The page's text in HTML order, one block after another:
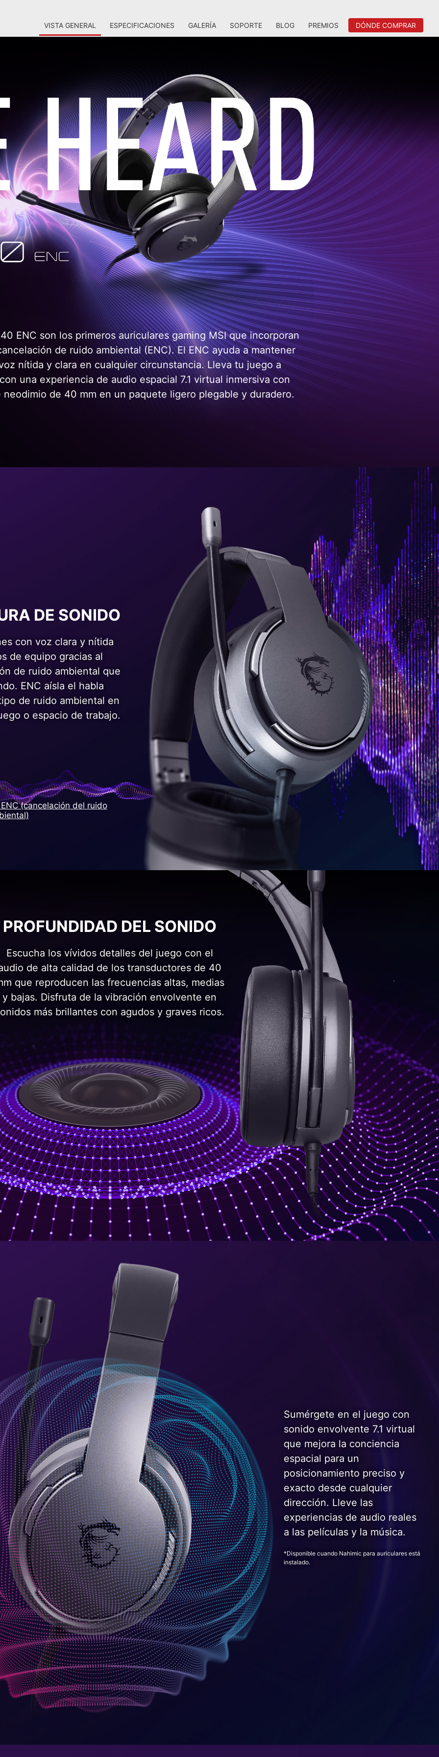
VISTA GENERAL ESPECIFICACIONES GALERÍA SOPORTE BLOG PREMIOS DÓNDE COMPRAR
ENC son los primeros auriculares gaming MSI que incorporan
de ruido ambiental (ENC). El ENC ayuda a mantener
nítida y clara en cualquier circunstancia. Lleva tu juego a
una experiencia de audio espacial 7.1 virtual inmersiva con
de 40 mm en un paquete ligero plegable y duradero.
DE SONIDO
con voz clara y nítida
de equipo gracias al
de ruido ambiental que
ENC aísla el habla
de ruido ambiental en
o espacio de trabajo.
(cancelación del ruido
PROFUNDIDAD DEL SONIDO
Escucha los vívidos detalles del juego con el
de alta calidad de los transductores de 40
que reproducen las frecuencias altas, medias
y bajas. Disfruta de la vibración envolvente en
más brillantes con agudos y graves ricos.
Sumérgete en el juego con
sonido envolvente 7.1 virtual
que mejora la conciencia
espacial para un
posicionamiento preciso y
exacto desde cualquier
dirección. Lleve las
experiencias de audio reales
a las películas y la música.
*Disponible cuando Nahimic para auriculares está
instalado.